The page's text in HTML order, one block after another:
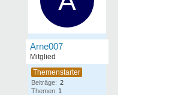
Arne007
Mitglied
Beiträge: 2
Themen: 1